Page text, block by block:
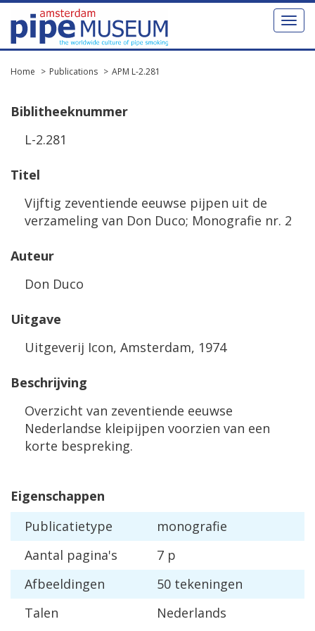
Toggle
Home Publications APM L-2.281
Biblitheeknummer
L-2.281
Titel
Vijftig zeventiende eeuwse pijpen uit de
verzameling van Don Duco; Monografie nr. 2
Auteur
Don Duco
Uitgave
Uitgeverij Icon, Amsterdam, 1974
Beschrijving
Overzicht van zeventiende eeuwse
Nederlandse kleipijpen voorzien van een
korte bespreking.
Eigenschappen
Publicatietype
monografie
Aantal pagina's
7 p
Afbeeldingen
50 tekeningen
Talen
Nederlands